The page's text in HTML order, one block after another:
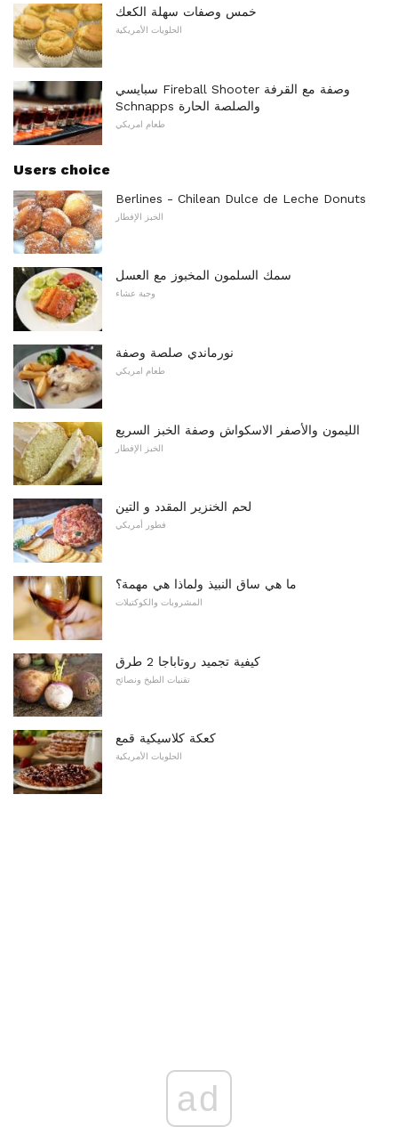
خمس وصفات سهلة الكعك
الحلويات الأمريكية
سبايسي Fireball Shooter وصفة مع القرفة
Schnapps والصلصة الحارة
طعام امريكي
Users choice
Berlines - Chilean Dulce de Leche Donuts
الخبز الإفطار
سمك السلمون المخبوز مع العسل
وجبة عشاء
نورماندي صلصة وصفة
طعام امريكي
الليمون والأصفر الاسكواش وصفة الخبز السريع
الخبز الإفطار
لحم الخنزير المقدد و التين
فطور أمريكي
ما هي ساق النبيذ ولماذا هي مهمة؟
المشروبات والكوكتيلات
كيفية تجميد روتاباجا 2 طرق
تقنيات الطبخ ونصائح
كعكة كلاسيكية قمع
الحلويات الأمريكية
ad